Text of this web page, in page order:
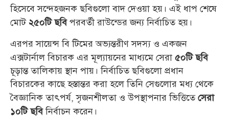
হিসেবে সন্দেহজনক ছবিগুলো বাদ দেওয়া হয়। এই ধাপ শেষে
মোট২৫০টি ছবিপরবর্তী রাউন্ডের জন্য নির্বাচিত হয়।
এরপর সায়েন্স বি টিমের অভ্যন্তরীণ সদস্য ও একজন
এক্সটার্নাল বিচারক এর মূল্যায়নের মাধ্যমে সেরা ৫০টি ছবি
চূড়ান্ত তালিকায় স্থান পায়। নির্বাচিত ছবিগুলো প্রধান
বিচারকের কাছে হস্তান্তর করা হলে তিনি সেগুলোর মধ্য থেকে
বৈজ্ঞানিক তাৎপর্য, সৃজনশীলতা ও উপস্থাপনার ভিত্তিতেসেরা
১০টি ছবিনির্বাচন করেন।